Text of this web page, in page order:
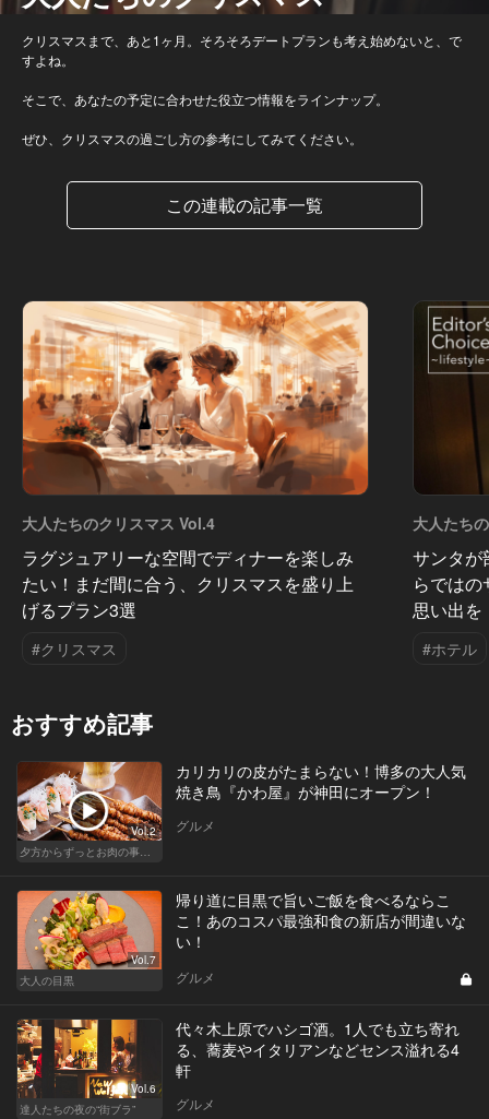
クリスマスまで、あと1ヶ月。そろそろデートプランも考え始めないと、で
すよね。
そこで、あなたの予定に合わせた役立つ情報をラインナップ。
ぜひ、クリスマスの過ごし方の参考にしてみてください。
この連載の記事一覧
大人たちのクリスマス Vol.4
ラグジュアリーな空間でディナーを楽しみ
たい！まだ間に合う、クリスマスを盛り上
げるプラン3選
#クリスマス
大人たち
サンタが
らでは
思い出を
#ホテル
おすすめ記事
Vol.2
夕方からずっとお肉の事を考えてる貴方へ
カリカリの皮がたまらない！博多の大人気
焼き鳥『かわ屋』が神田にオープン！
グルメ
Vol.7
大人の目黒
帰り道に目黒で旨いご飯を食べるならこ
こ！あのコスパ最強和食の新店が間違いな
い！
グルメ
Vol.6
達人たちの夜の“街ブラ”
代々木上原でハシゴ酒。1人でも立ち寄れ
る、蕎麦やイタリアンなどセンス溢れる4
軒
グルメ